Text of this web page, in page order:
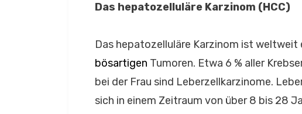
Das hepatozelluläre Karzinom (HCC)
Das hepatozelluläre Karzinom ist weltweit
bösartigen Tumoren. Etwa 6 % aller
bei der Frau sind Leberzellkarzinome.
sich in einem Zeitraum von über 8 bis 28